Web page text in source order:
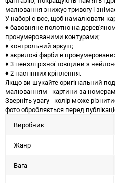
малювання знижує тривогу і
У наборі є все, щоб намалювати
♦ бавовняне полотно на
пронумерованими контурами;
♦ контрольний аркуш;
♦ акрилові фарби в
♦ 3 пензлі різної товщини з
♦ 2 настінних кріплення.
Якщо ви шукайте оригінальний
малюванням - картини за
Зверніть увагу - колір може
фото обробляється перед
Виробник
Жанр
Вага